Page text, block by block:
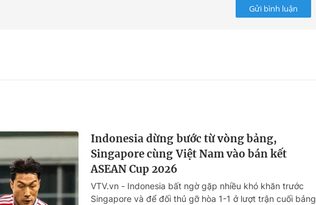
Gửi bình luận
Indonesia dừng bước từ vòng bảng,
Singapore cùng Việt Nam vào bán kết
ASEAN Cup 2026
VTV.vn - Indonesia bất ngờ gặp nhiều khó khăn trước
Singapore và để đối thủ gỡ hòa 1-1 ở lượt trận cuối bảng